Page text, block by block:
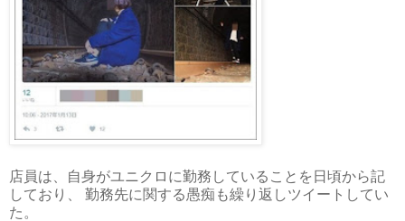
店員は、自身がユニクロに勤務していることを日頃から記
しており、 勤務先に関する愚痴も繰り返しツイートしてい
た。